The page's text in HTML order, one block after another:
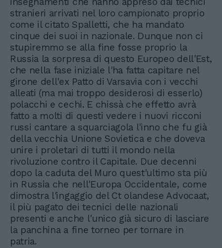
stranieri arrivati nel loro campionato proprio
come il citato Spalletti, che ha mandato
cinque dei suoi in nazionale. Dunque non ci
stupiremmo se alla fine fosse proprio la
Russia la sorpresa di questo Europeo dell'Est,
che nella fase iniziale l'ha fatta capitare nel
girone dell'ex Patto di Varsavia con i vecchi
alleati (ma mai troppo desiderosi di esserlo)
polacchi e cechi. E chissà che effetto avrà
fatto a molti di questi vedere i nuovi ricconi
russi cantare a squarciagola l'inno che fu già
della vecchia Unione Sovietica e che doveva
unire i proletari di tutti il mondo nella
rivoluzione contro il Capitale. Due decenni
dopo la caduta del Muro quest'ultimo sta più
in Russia che nell'Europa Occidentale, come
dimostra l'ingaggio del Ct olandese Advocaat,
il più pagato dei tecnici delle nazionali
presenti e anche l'unico già sicuro di lasciare
la panchina a fine torneo per tornare in
patria.